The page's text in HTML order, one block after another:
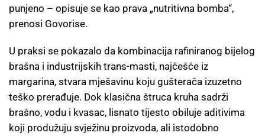
punjeno – opisuje se kao prava „nutritivna bomba“,
prenosi Govorise.
U praksi se pokazalo da kombinacija rafiniranog bijelog
brašna i industrijskih trans-masti, najčešće iz
margarina, stvara mješavinu koju gušterača izuzetno
teško prerađuje. Dok klasična štruca kruha sadrži
brašno, vodu i kvasac, lisnato tijesto obiluje aditivima
koji produžuju svježinu proizvoda, ali istodobno